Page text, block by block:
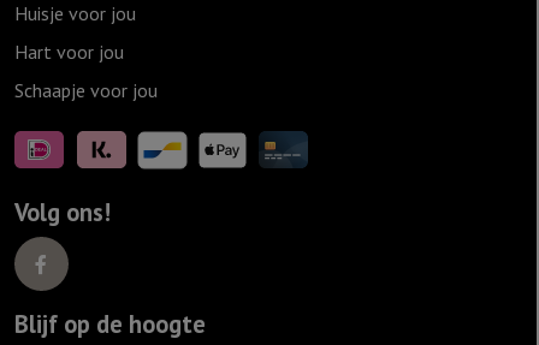
Huisje voor jou
Hart voor jou
Schaapje voor jou
Volg ons!
Blijf op de hoogte